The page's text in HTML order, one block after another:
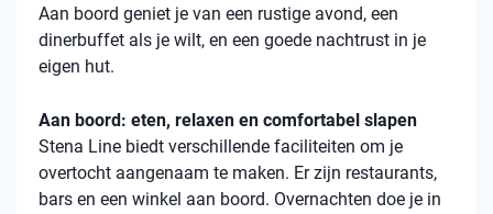
Aan boord geniet je van een rustige avond, een
dinerbuffet als je wilt, en een goede nachtrust in je
eigen hut.
Aan boord: eten, relaxen en comfortabel slapen
Stena Line biedt verschillende faciliteiten om je
overtocht aangenaam te maken. Er zijn restaurants,
bars en een winkel aan boord. Overnachten doe je in